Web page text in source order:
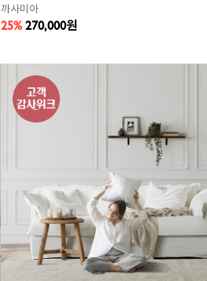
까사미아
25%270,000원